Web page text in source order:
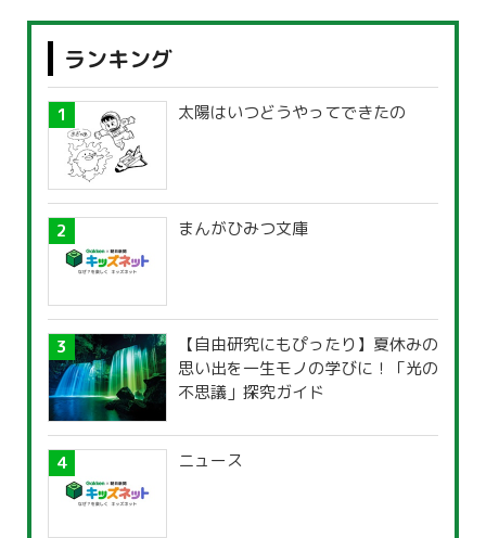
ランキング
太陽はいつどうやってできたの
まんがひみつ文庫
【自由研究にもぴったり】夏休みの
思い出を一生モノの学びに！「光の
不思議」探究ガイド
ニュース